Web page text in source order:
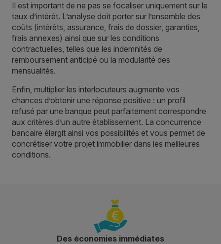
Il est important de ne pas se focaliser uniquement sur le
taux d’intérêt. L’analyse doit porter sur l’ensemble des
coûts (intérêts, assurance, frais de dossier, garanties,
frais annexes) ainsi que sur les conditions
contractuelles, telles que les indemnités de
remboursement anticipé ou la modularité des
mensualités.
Enfin, multiplier les interlocuteurs augmente vos
chances d’obtenir une réponse positive : un profil
refusé par une banque peut parfaitement correspondre
aux critères d’un autre établissement. La concurrence
bancaire élargit ainsi vos possibilités et vous permet de
concrétiser votre projet immobilier dans les meilleures
conditions.
Des économies immédiates